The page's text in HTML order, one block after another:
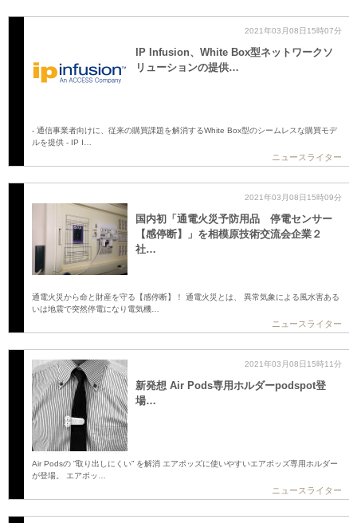
2021年03月08日15時07分
IP Infusion、White Box型ネットワークソ
リューションの提供…
- 通信事業者向けに、従来の購買課題を解消するWhite Box型のシームレスな購買モデ
ルを提供 - IP I…
ニュースライター
2021年03月08日15時09分
国内初「通電火災予防用品 停電センサー
【感停断】」を相模原技術交流会企業２
社…
通電火災から命と財産を守る【感停断】！ 通電火災とは、 異常気象による風水害ある
いは地震で突然停電になり電気機…
ニュースライター
2021年03月08日15時11分
新発想 Air Pods専用ホルダーpodspot登
場…
Air Podsの ”取り出しにくい” を解消 エアポッズに使いやすいエアポッズ専用ホルダー
が登場。 エアポッ…
ニュースライター